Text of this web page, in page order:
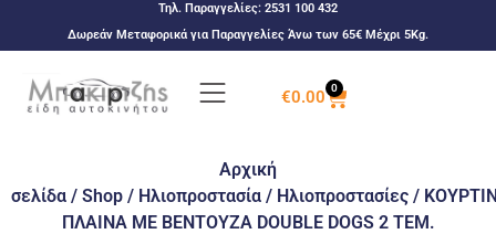
Τηλ. Παραγγελίες: 2531 100 432
Δωρεάν Μεταφορικά για Παραγγελίες Άνω των 65€ Μέχρι 5Kg.
€0.00 0
Αρχική
σελίδα / Shop / Ηλιοπροστασία / Ηλιοπροστασίες /
ΠΛΑΙΝΑ ΜΕ ΒΕΝΤΟΥΖΑ DOUBLE DOGS 2 ΤΕΜ.